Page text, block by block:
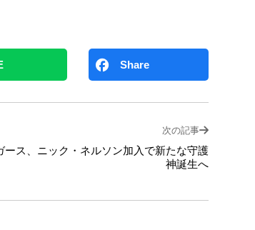
Share
次の記事
ース、ニック・ネルソン加入で新たな守護
神誕生へ